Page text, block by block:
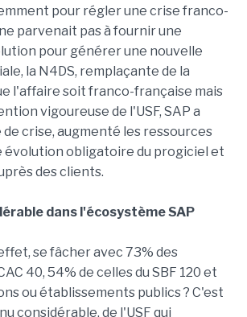
pour régler une crise franco-
parvenait pas à fournir une
pour générer une nouvelle
la N4DS, remplaçante de la
l'affaire soit franco-française mais
vigoureuse de l'USF, SAP a
crise, augmenté les ressources
évolution obligatoire du progiciel et
des clients.
dans l'écosystème SAP
se fâcher avec 73% des
40, 54% de celles du SBF 120 et
ou établissements publics ? C'est
considérable, de l'USF qui